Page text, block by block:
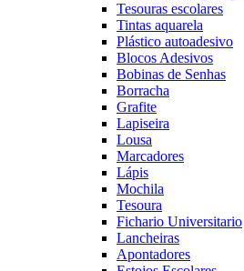
Tesouras escolares
Tintas aquarela
Plástico autoadesivo
Blocos Adesivos
Bobinas de Senhas
Borracha
Grafite
Lapiseira
Lousa
Marcadores
Lápis
Mochila
Tesoura
Fichario Universitario
Lancheiras
Apontadores